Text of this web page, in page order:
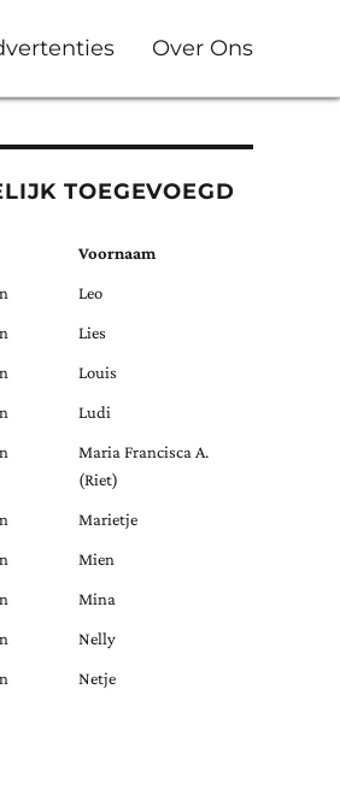
Over Ons
TOEGEVOEGD
Voornaam
Leo
Lies
Louis
Ludi
Maria Francisca A.
(Riet)
Marietje
Mien
Mina
Nelly
Netje